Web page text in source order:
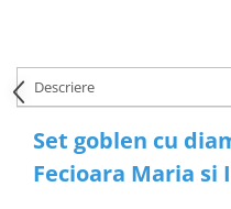
Descriere
Set goblen cu
Fecioara Maria si